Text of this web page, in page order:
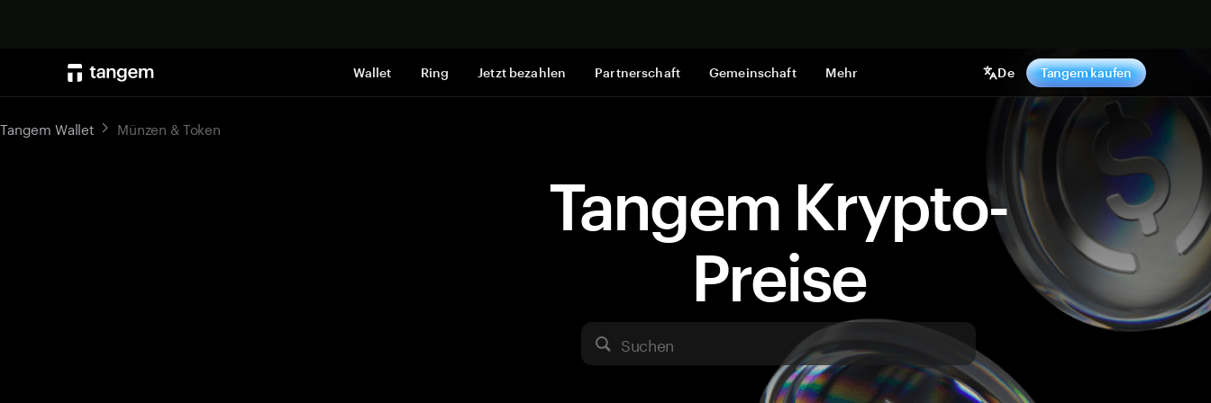
Wallet Ring Jetzt bezahlen Partnerschaft Gemeinschaft Mehr De Tangem kaufen
Tangem Krypto-
Preise
Suchen
Tangem Wallet Münzen & Token